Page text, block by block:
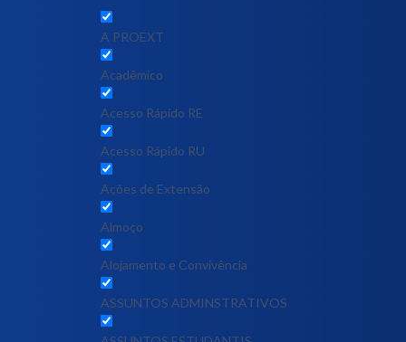
A PROEXT
Acadêmico
Acesso Rápido RE
Acesso Rápido RU
Ações de Extensão
Almoço
Alojamento e Convivência
ASSUNTOS ADMINSTRATIVOS